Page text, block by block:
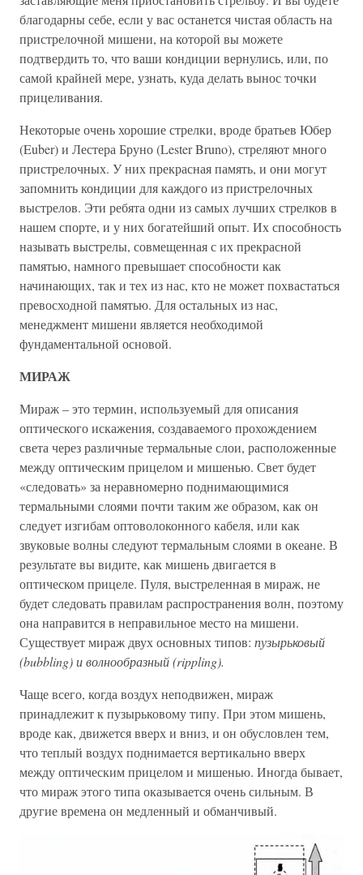
благодарны себе, если у вас останется чистая область на
пристрелочной мишени, на которой вы можете
подтвердить то, что ваши кондиции вернулись, или, по
самой крайней мере, узнать, куда делать вынос точки
прицеливания.
Некоторые очень хорошие стрелки, вроде братьев Юбер
(Euber) и Лестера Бруно (Lester Bruno), стреляют много
пристрелочных. У них прекрасная память, и они могут
запомнить кондиции для каждого из пристрелочных
выстрелов. Эти ребята одни из самых лучших стрелков в
нашем спорте, и у них богатейший опыт. Их способность
называть выстрелы, совмещенная с их прекрасной
памятью, намного превышает способности как
начинающих, так и тех из нас, кто не может похвастаться
превосходной памятью. Для остальных из нас,
менеджмент мишени является необходимой
фундаментальной основой.
МИРАЖ
Мираж – это термин, используемый для описания
оптического искажения, создаваемого прохождением
света через различные термальные слои, расположенные
между оптическим прицелом и мишенью. Свет будет
«следовать» за неравномерно поднимающимися
термальными слоями почти таким же образом, как он
следует изгибам оптоволоконного кабеля, или как
звуковые волны следуют термальным слоями в океане. В
результате вы видите, как мишень двигается в
оптическом прицеле. Пуля, выстреленная в мираж, не
будет следовать правилам распространения волн, поэтому
она направится в неправильное место на мишени.
Существует мираж двух основных типов: пузырьковый
(bubbling) и волнообразный (rippling).
Чаще всего, когда воздух неподвижен, мираж
принадлежит к пузырьковому типу. При этом мишень,
вроде как, движется вверх и вниз, и он обусловлен тем,
что теплый воздух поднимается вертикально вверх
между оптическим прицелом и мишенью. Иногда бывает,
что мираж этого типа оказывается очень сильным. В
другие времена он медленный и обманчивый.